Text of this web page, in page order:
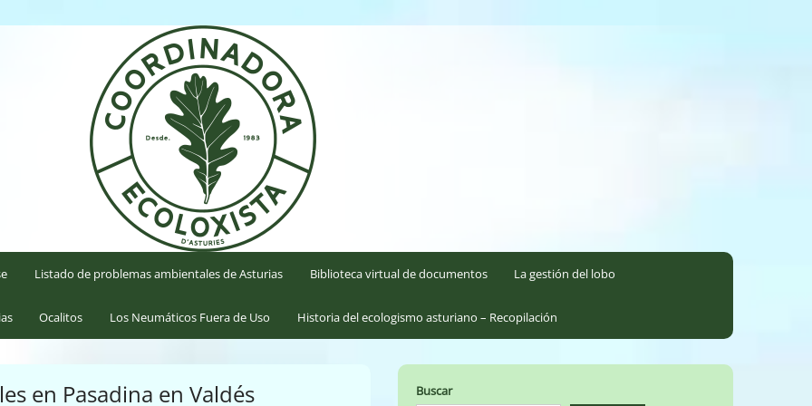
Listado de problemas ambientales de Asturias Biblioteca virtual de documentos La gestión del lobo
Ocalitos Los Neumáticos Fuera de Uso Historia del ecologismo asturiano – Recopilación
en Pasadina en Valdés Buscar